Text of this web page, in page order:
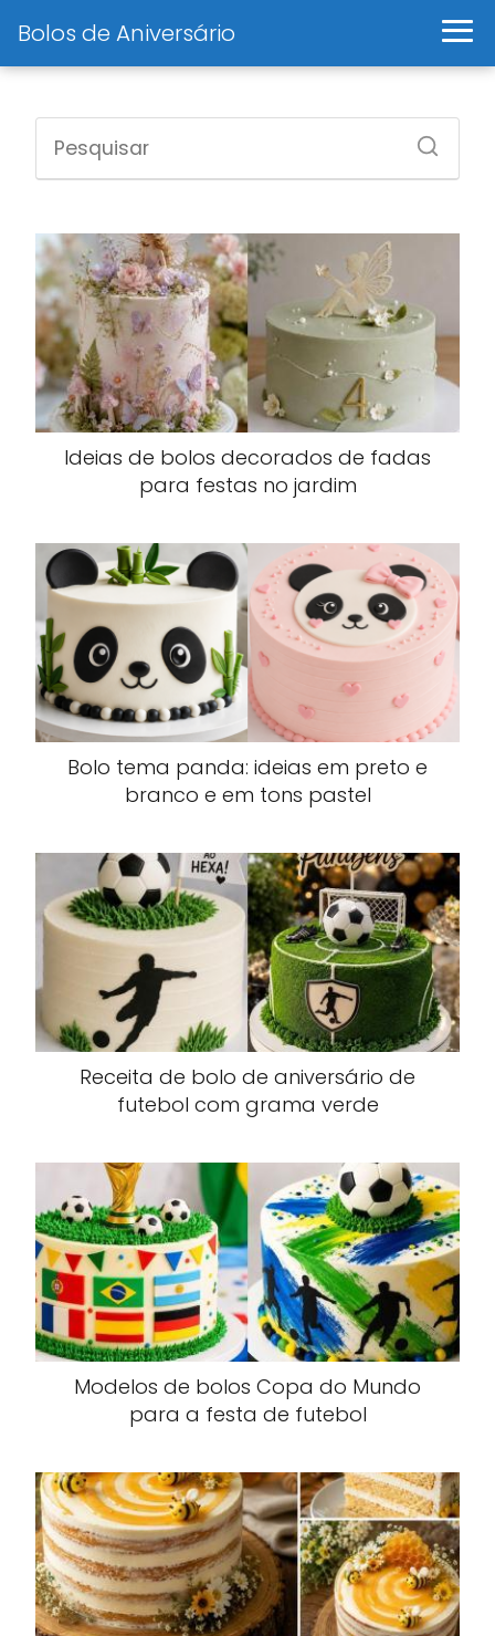
Bolos de Aniversário
Ideias de bolos decorados de fadas
para festas no jardim
Bolo tema panda: ideias em preto e
branco e em tons pastel
Receita de bolo de aniversário de
futebol com grama verde
Modelos de bolos Copa do Mundo
para a festa de futebol